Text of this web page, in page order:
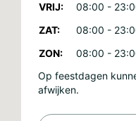
VRIJ:
08:00 -
ZAT:
08:00 -
ZON:
08:00 -
Op feestdagen
afwijken.